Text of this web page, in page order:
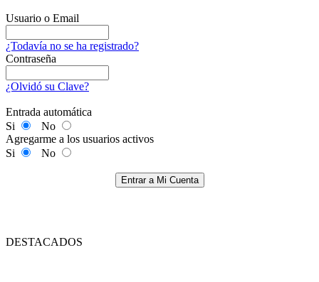
Usuario o Email
¿Todavía no se ha registrado?
Contraseña
¿Olvidó su Clave?
Entrada automática
Si
No
Agregarme a los usuarios activos
Si
No
Entrar a Mi Cuenta
DESTACADOS